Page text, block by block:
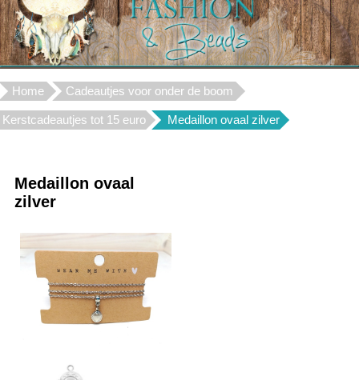
Home Cadeautjes voor onder de boom
Kerstcadeautjes tot 15 euro Medaillon ovaal zilver
Medaillon ovaal
zilver